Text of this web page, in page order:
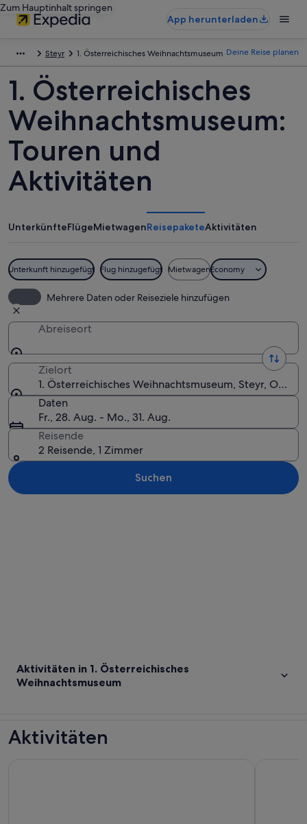
Zum Hauptinhalt springen
App herunterladen
Steyr 1. Österreichisches Weihnachtsmuseum Deine Reise planen
1. Österreichisches
Weihnachtsmuseum:
Touren und
Aktivitäten
UnterkünfteFlügeMietwagenReisepaketeAktivitäten
Unterkunft hinzugefügt Flug hinzugefügt MietwagenEconomy
Mehrere Daten oder Reiseziele hinzufügen
Abreiseort
Zielort
1. Österreichisches Weihnachtsmuseum, Steyr,
Daten
Fr., 28. Aug. - Mo., 31. Aug.
Reisende
2 Reisende, 1 Zimmer
Suchen
Aktivitäten in 1. Österreichisches
Weihnachtsmuseum
Aktivitäten